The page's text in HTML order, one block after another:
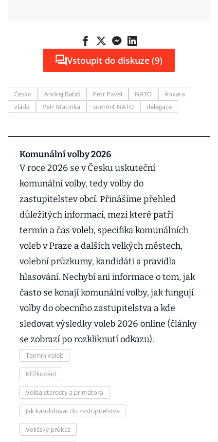
Vstoupit do diskuze (9)
Česko Andrej Babiš Petr Pavel NATO
Ankara
vláda
Petr Macinka summit NATO delegace
Komunální volby 2026
V roce 2026 se v Česku uskuteční
komunální volby, tedy volby do
zastupitelstev obcí. Přinášíme přehled
důležitých informací, mezi které patří
termín a čas voleb, specifika komunálních
voleb v Praze a dalších velkých městech,
volební průzkumy, kandidáti a pravidla
hlasování. Nechybí ani informace o tom, jak
často se konají komunální volby, jak fungují
volby do obecního zastupitelstva a kde
sledovat výsledky voleb 2026 online (články
se zobrazí po rozkliknutí odkazu).
Termín voleb
Křížkování
Volba starosty a primátora
Jak kandidovat do zastupitelstva
Voličský průkaz